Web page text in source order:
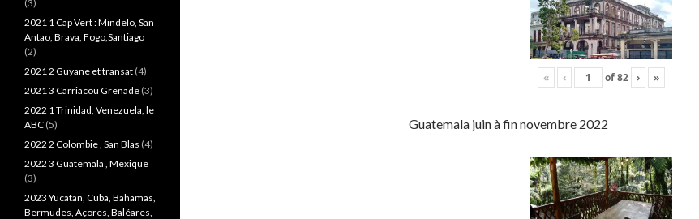
« ‹ of82 › »
Guatemala juin à fin novembre 2022
(3)
2021 1 Cap Vert : Mindelo, San
Antao, Brava, Fogo,Santiago
(2)
2021 2 Guyane et transat (4)
2021 3 Carriacou Grenade (3)
2022 1 Trinidad, Venezuela, le
ABC (5)
2022 2 Colombie , San Blas (4)
2022 3 Guatemala , Mexique
(3)
2023 Yucatan, Cuba, Bahamas,
Bermudes, Açores, Baléares,